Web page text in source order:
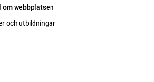
om webbplatsen
och utbildningar